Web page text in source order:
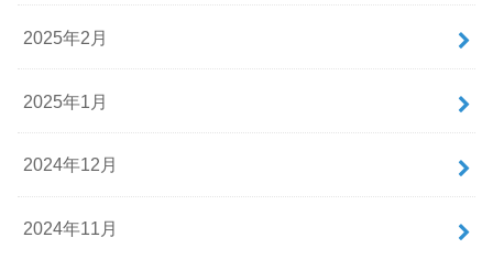
2025年2月
2025年1月
2024年12月
2024年11月